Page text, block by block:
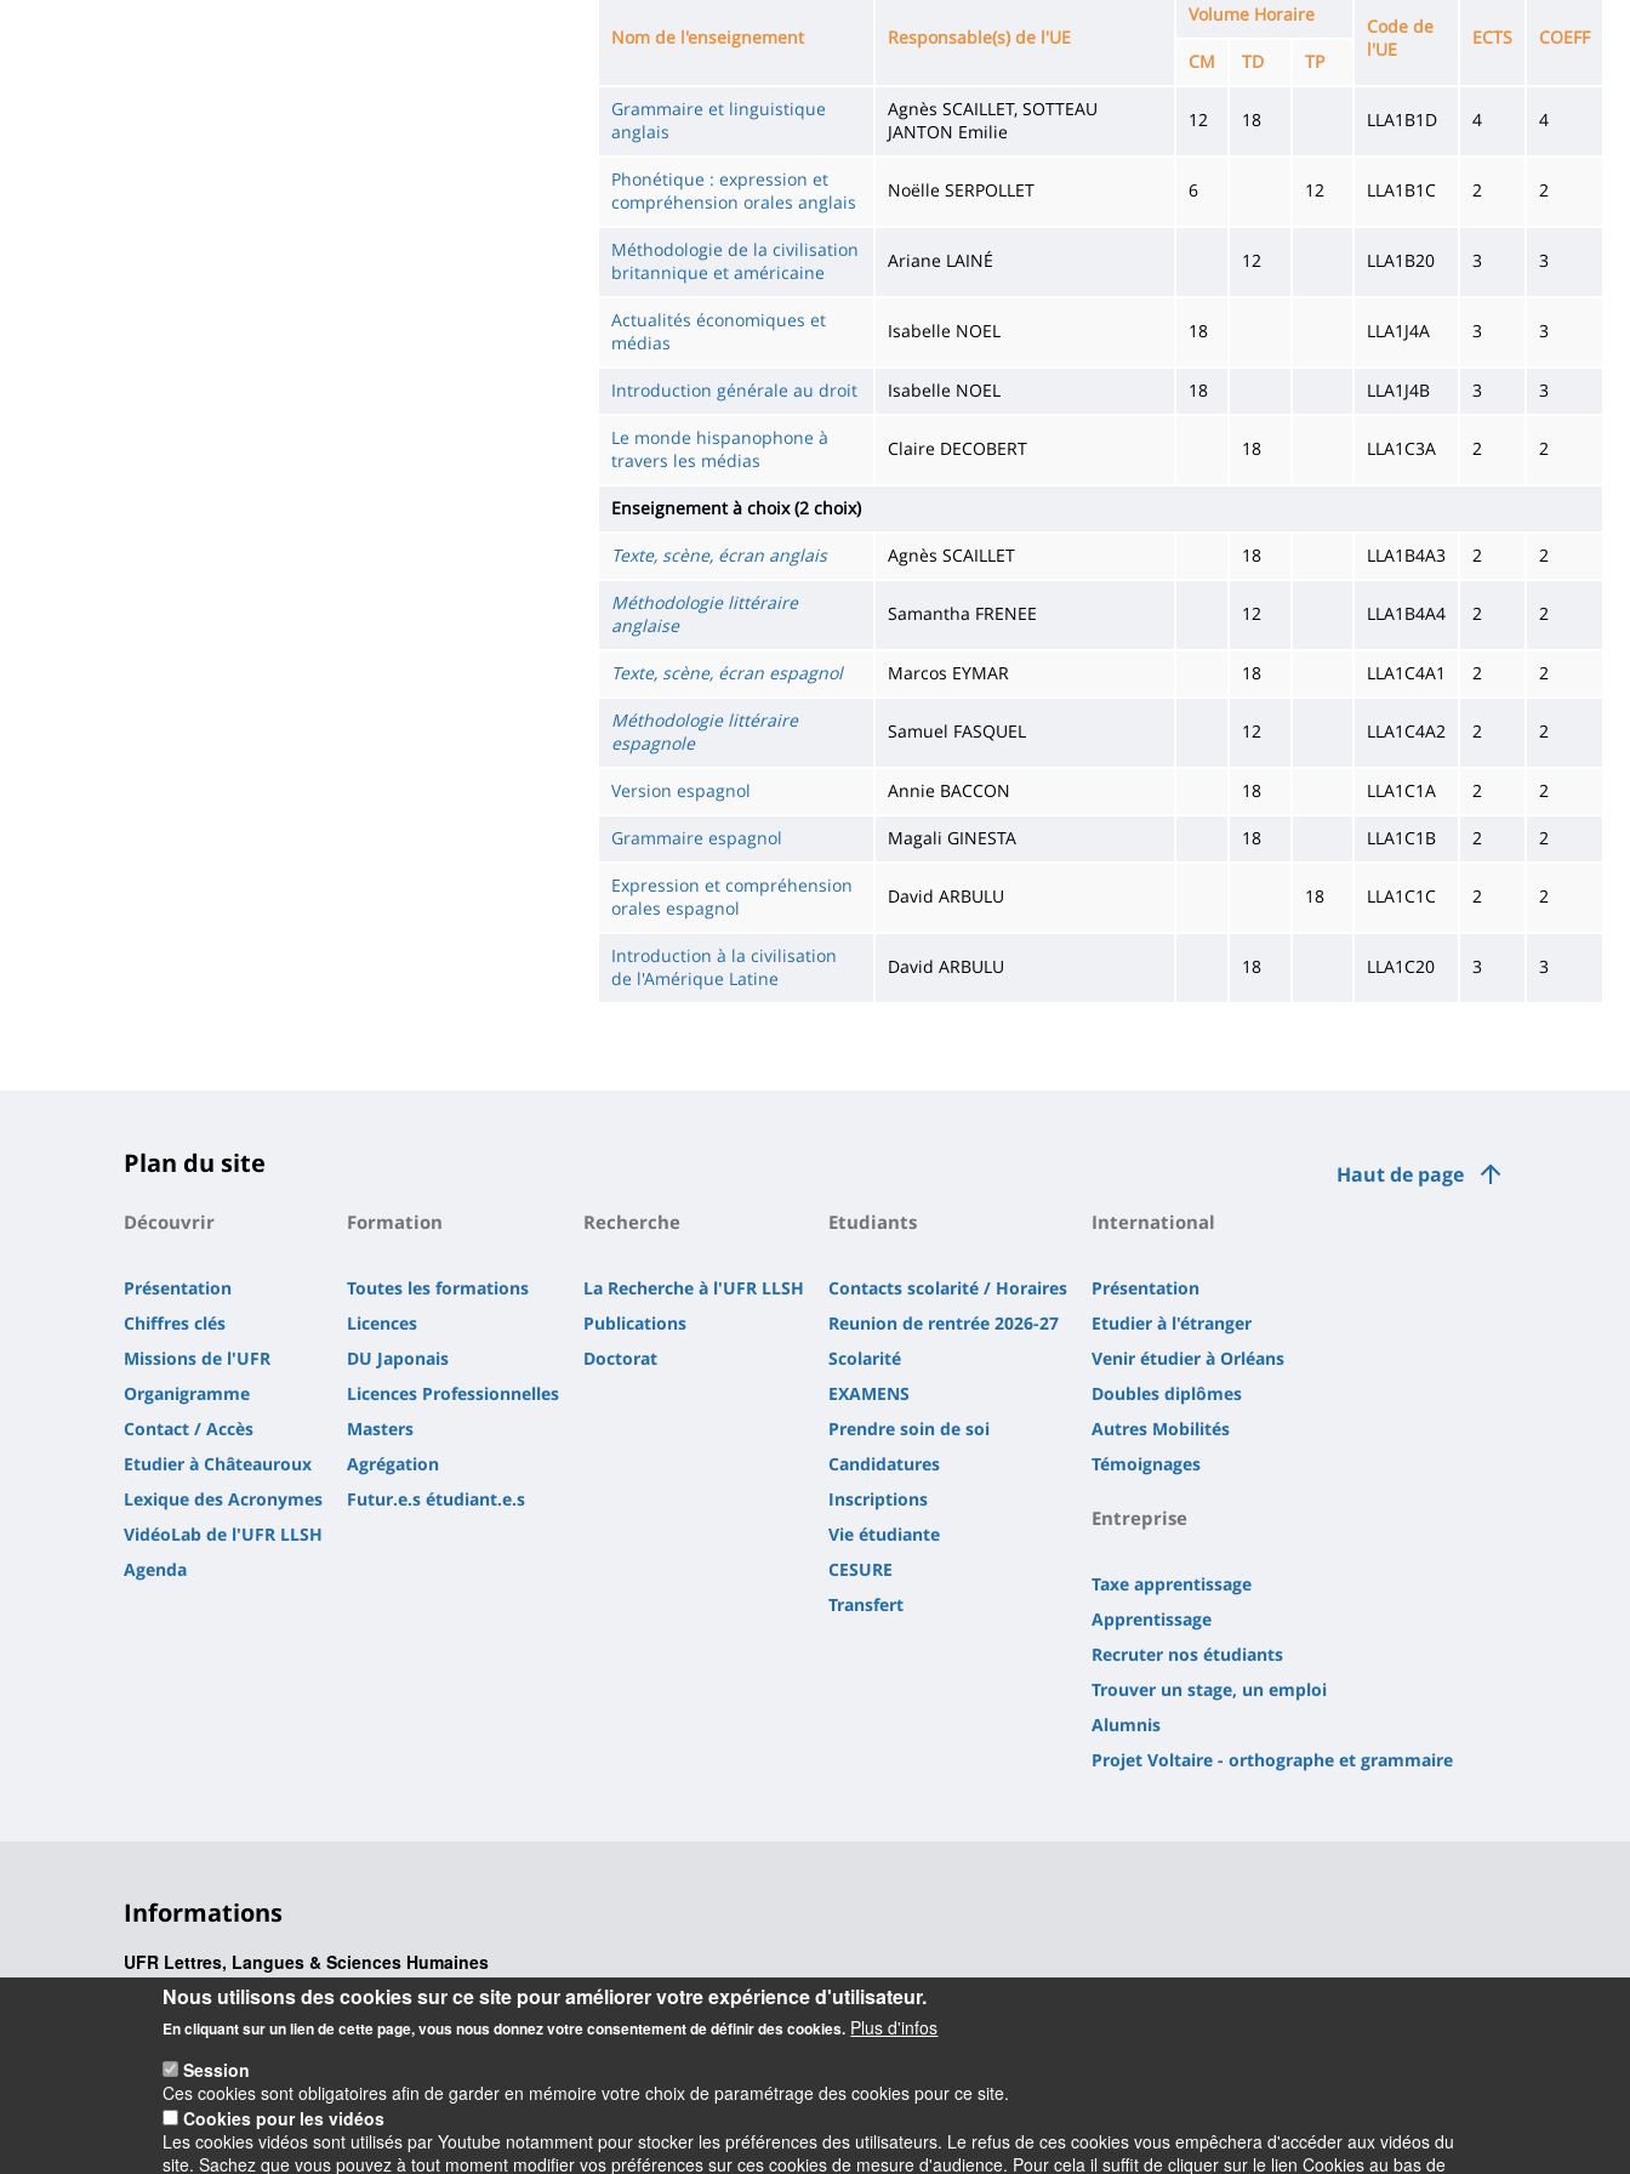
de
page
principale
Nom de l'enseignement Responsable(s) de l'UE
Volume Horaire
Code de
l'UE
ECTS
COEFF
CM
TD TP
Grammaire et linguistique
anglais
Agnès SCAILLET, SOTTEAU
JANTON Emilie
12 18 LLA1B1D 4 4
Phonétique : expression et
compréhension orales anglais
Noëlle SERPOLLET 6 12 LLA1B1C 2 2
Méthodologie de la civilisation
britannique et américaine
Ariane LAINÉ 12 LLA1B20 3 3
Actualités économiques et
médias
Isabelle NOEL 18 LLA1J4A 3 3
Introduction générale au droit Isabelle NOEL 18 LLA1J4B 3 3
Le monde hispanophone à
travers les médias
Claire DECOBERT 18 LLA1C3A 2 2
Enseignement à choix (2 choix)
Texte, scène, écran anglais Agnès SCAILLET 18 LLA1B4A3 2 2
Méthodologie littéraire
anglaise
Samantha FRENEE 12 LLA1B4A4 2 2
Texte, scène, écran espagnol Marcos EYMAR 18 LLA1C4A1 2 2
Méthodologie littéraire
espagnole
Samuel FASQUEL 12 LLA1C4A2 2 2
Version espagnol Annie BACCON 18 LLA1C1A 2 2
Grammaire espagnol Magali GINESTA 18 LLA1C1B 2 2
Expression et compréhension
orales espagnol
David ARBULU 18 LLA1C1C 2 2
Introduction à la civilisation
de l'Amérique Latine
David ARBULU 18 LLA1C20 3 3
Haut de page
Plan du site
Découvrir
Présentation
Chiffres clés
Missions de l'UFR
Organigramme
Contact / Accès
Etudier à Châteauroux
Lexique des Acronymes
VidéoLab de l'UFR LLSH
Agenda
Formation
Toutes les formations
Licences
DU Japonais
Licences Professionnelles
Masters
Agrégation
Futur.e.s étudiant.e.s
Recherche
La Recherche à l'UFR LLSH
Publications
Doctorat
Etudiants
Contacts scolarité / Horaires
Reunion de rentrée 2026-27
Scolarité
EXAMENS
Prendre soin de soi
Candidatures
Inscriptions
Vie étudiante
CESURE
Transfert
International
Présentation
Etudier à l'étranger
Venir étudier à Orléans
Doubles diplômes
Autres Mobilités
Témoignages
Entreprise
Taxe apprentissage
Apprentissage
Recruter nos étudiants
Trouver un stage, un emploi
Alumnis
Projet Voltaire - orthographe et grammaire
Informations
UFR Lettres, Langues & Sciences Humaines
10 rue de Tours - BP 46527
45065 ORLEANS cedex 2 – France
Nous utilisons des cookies sur ce site pour améliorer votre expérience d'utilisateur.
En cliquant sur un lien de cette page, vous nous donnez votre consentement de définir des cookies. Plus d'infos
Session
Ces cookies sont obligatoires afin de garder en mémoire votre choix de paramétrage des cookies pour ce site.
Cookies pour les vidéos
Les cookies vidéos sont utilisés par Youtube notamment pour stocker les préférences des utilisateurs. Le refus de ces cookies vous empêchera d'accéder aux vidéos du
site. Sachez que vous pouvez à tout moment modifier vos préférences sur ces cookies de mesure d'audience. Pour cela il suffit de cliquer sur le lien Cookies au bas de